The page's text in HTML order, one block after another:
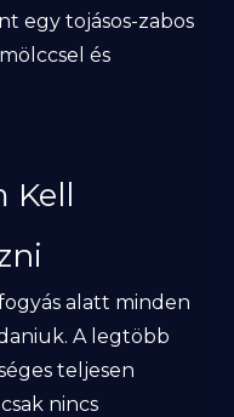
egy tojásos-zabos
és
Kell
alatt minden
A legtöbb
teljesen
nincs